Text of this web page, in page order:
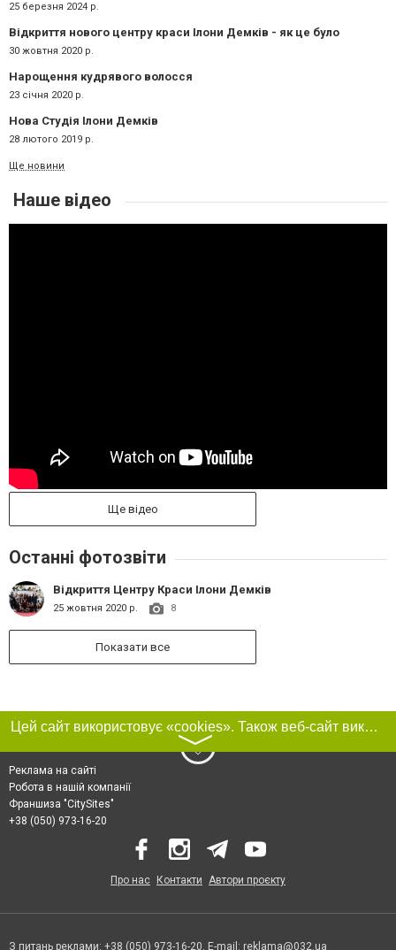
25 березня 2024 р.
Відкриття нового центру краси Ілони Демків - як це було
30 жовтня 2020 р.
Нарощення кудрявого волосся
23 січня 2020 р.
Нова Студія Ілони Демків
28 лютого 2019 р.
Ще новини
Наше відео
Ще відео
Останні фотозвіти
Відкриття Центру Краси Ілони Демків
25 жовтня 2020 р. 8
Показати все
Цей сайт використовує «cookies». Також веб-сайт використовує інтернет-сервіс для збору технічних даних стосовно відвідувачів з метою отримання маркетингової та статистичної інформації. Умови обробки даних відвідувачів сайту див.
〉
Реклама на сайті
Робота в нашій компанії
Франшиза "CitySites"
+38 (050) 973-16-20
Про нас Контакти Автори проєкту
З питань реклами: +38 (050) 973-16-20. E-mail: reklama@032.ua